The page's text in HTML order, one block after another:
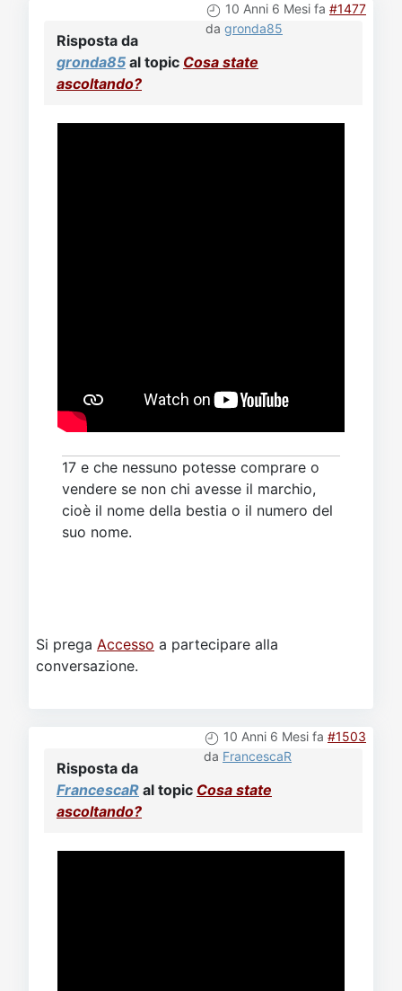
10 Anni 6 Mesi fa #1477
da gronda85
Risposta da
gronda85 al topic Cosa state
ascoltando?
17 e che nessuno potesse comprare o
vendere se non chi avesse il marchio,
cioè il nome della bestia o il numero del
suo nome.
Si prega Accesso a partecipare alla
conversazione.
10 Anni 6 Mesi fa #1503
da FrancescaR
Risposta da
FrancescaR al topic Cosa state
ascoltando?